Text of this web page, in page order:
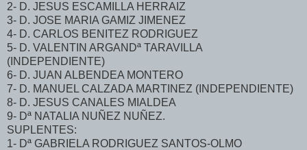
2- D. JESUS ESCAMILLA HERRAIZ
3- D. JOSE MARIA GAMIZ JIMENEZ
4- D. CARLOS BENITEZ RODRIGUEZ
5- D. VALENTIN ARGANDª TARAVILLA
(INDEPENDIENTE)
6- D. JUAN ALBENDEA MONTERO
7- D. MANUEL CALZADA MARTINEZ (INDEPENDIENTE)
8- D. JESUS CANALES MIALDEA
9- Dª NATALIA NUÑEZ NUÑEZ.
SUPLENTES:
1- Dª GABRIELA RODRIGUEZ SANTOS-OLMO